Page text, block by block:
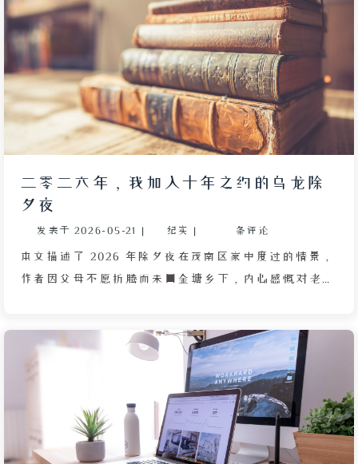
为标准订阅源。作者利用闲置的树莓派，通过 Docker
和一份 Docker Compose 配置文件轻松部署了
RSSHub 实例，其中包含无头浏览器、RSSHub 和
Redis 三个服务，并给出了安全建议，如关闭非必要服
务的端口映射以减少攻击面。文章还详细说明了如何订
阅 B 站 UP 主：通过浏览器开发者工具获取登录后的
Cookie 中的 SESSDATA 键值对，将其配置为环境变
接。最后，针对首次访问正常但后续出现 412 状态码的
问题，指出需补充完整 Cookie 而非仅 SESSDATA 来
解决。整体而言，本文是一份实用性强的 RSSHub 部
署与 B 站内容订阅指南。
二零二六年，我加入十年之约的乌龙除
夕夜
发表于 2026-05-21 | 纪实 | 条评论
本文描述了 2026 年除夕夜在茂南区家中度过的情景，
作者因父母不愿折腾而未回金塘乡下，内心感慨对老家
问，但这是首个成功部署在树莓派上的站点，比之前的
Hexo 更简单。通过“十年之约”友链认识了 ACEVS
和暖心向阳两位博主，但自己因未仔细阅读规则而误以
为能立即加入，闹了笑话。除夕夜家庭氛围冷清，家人
各自刷手机，电视播放的粤语春晚无人真正观看。年夜
饭是广东传统的白切鸡和肥猪肉，饭后逛了博客和主题